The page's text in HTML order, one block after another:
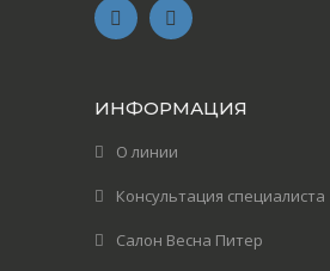
ИНФОРМАЦИЯ
О линии
Консультация специалиста
Салон Весна Питер